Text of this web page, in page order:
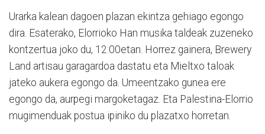
Urarka kalean dagoen plazan ekintza gehiago egongo
dira. Esaterako, Elorrioko Han musika taldeak zuzeneko
kontzertua joko du, 12:00etan. Horrez gainera, Brewery
Land artisau garagardoa dastatu eta Mieltxo taloak
jateko aukera egongo da. Umeentzako gunea ere
egongo da, aurpegi margoketagaz. Eta Palestina-Elorrio
mugimenduak postua ipiniko du plazatxo horretan.